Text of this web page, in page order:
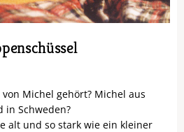
Michel gehört? Michel aus
in Schweden?
alt und so stark wie ein kleiner